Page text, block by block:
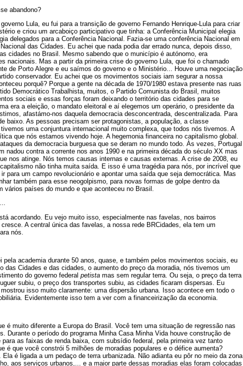
abandono?
Lula, eu fui para a transição de governo Fernando Henrique-Lula para criar
e criou um arcaboiço participativo que tinha: a Conferência Municipal elegia
delegados para a Conferência Nacional. Fazia-se uma conferência Nacional em
das Cidades. Eu achei que nada podia dar errado nunca, depois disso,
cidades no Brasil. Mesmo sabendo que o município é autónomo, era
nacionais. Mas a partir da primeira crise do governo Lula, que foi o chamado
de Porto Alegre e eu saímos do governo e o Ministério... Houve uma negociação
conservador. Eu achei que os movimentos sociais iam segurar a nossa
porquê? Porque a gente na década de 1970/1980 estava presente nas ruas
Democrático Trabalhista, muitos, o Partido Comunista do Brasil, muitos
sociais e essas forças foram deixando o território das cidades para se
era a eleição, o mandato eleitoral e aí elegemos um operário, o presidente da
afastámo-nos daquela democracia desconcentrada, descentralizada. Para
baixo. As pessoas precisam ser protagonistas, a população, a classe
uma conjuntura internacional muito complexa, que todos nós tivemos. A
que nós estamos vivendo hoje. A hegemonia financeira no capitalismo global.
da democracia burguesa que se deram no mundo todo. Às vezes, Portugal
nadou contra a corrente nos anos 1990 e na primeira década do século XX mas
nos atinge. Nós temos causas internas e causas externas. A crise de 2008, eu
não tinha muita saída. E isso é uma tragédia para nós, por incrível que
para um campo revolucionário e apontar uma saída que seja democrática. Mas
também para esse neogolpismo, para novas formas de golpe dentro da
vários países do mundo e que aconteceu no Brasil.
acordando. Eu vejo muito isso, especialmente nas favelas, nos bairros
A central única das favelas, a nossa rede BRCidades, ela tem um
nós.
pela academia durante 50 anos, quase, e também pelos movimentos sociais, eu
das Cidades e das cidades, o aumento do preço da moradia, nós tivemos um
do governo federal petista mas sem regular terra. Ou seja, o preço da terra
subiu, o preço dos transportes subiu, as cidades ficaram dispersas. Eu
isso muito claramente: uma dispersão urbana. Isso acontece em todo o
Evidentemente isso tem a ver com a financeirização da economia.
é muito diferente a Europa do Brasil. Você tem uma situação de regressão nas
Durante o período do programa Minha Casa Minha Vida houve construção de
as faixas de renda baixa, com subsídio federal, pela primeira vez tanto
é que você constrói 5 milhões de moradias populares e o défice aumenta?
é ligada a um pedaço de terra urbanizada. Não adianta eu pôr no meio da zona
aos serviços urbanos,... e a maior parte dessas moradias elas foram colocadas